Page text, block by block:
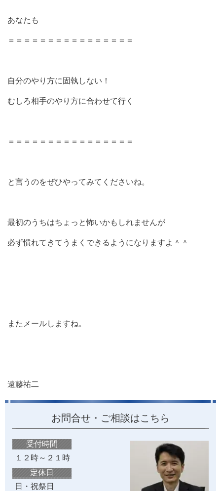
あなたも
＝＝＝＝＝＝＝＝＝＝＝＝＝＝＝＝
自分のやり方に固執しない！
むしろ相手のやり方に合わせて行く
＝＝＝＝＝＝＝＝＝＝＝＝＝＝＝＝
と言うのをぜひやってみてくださいね。
最初のうちはちょっと怖いかもしれませんが
必ず慣れてきてうまくできるようになりますよ＾＾
またメールしますね。
遠藤祐二
お問合せ・ご相談はこちら
受付時間
１２時～２１時
定休日
日・祝祭日